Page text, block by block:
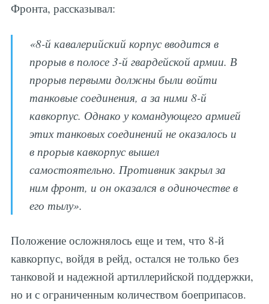
Фронта, рассказывал:
«8-й кавалерийский корпус вводится в
прорыв в полосе 3-й гвардейской армии. В
прорыв первыми должны были войти
танковые соединения, а за ними 8-й
кавкорпус. Однако у командующего армией
этих танковых соединений не оказалось и
в прорыв кавкорпус вышел
самостоятельно. Противник закрыл за
ним фронт, и он оказался в одиночестве в
его тылу».
Положение осложнялось еще и тем, что 8-й
кавкорпус, войдя в рейд, остался не только без
танковой и надежной артиллерийской поддержки,
но и с ограниченным количеством боеприпасов.